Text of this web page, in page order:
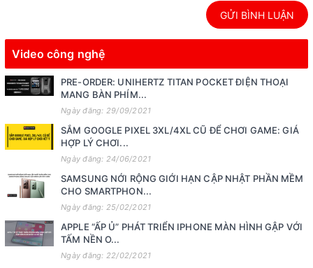
GỬI BÌNH LUẬN
Video công nghệ
PRE-ORDER: UNIHERTZ TITAN POCKET ĐIỆN THOẠI
MANG BÀN PHÍM...
Ngày đăng: 29/09/2021
SẮM GOOGLE PIXEL 3XL/4XL CŨ ĐỂ CHƠI GAME: GIÁ
HỢP LÝ CHƠI...
Ngày đăng: 24/06/2021
SAMSUNG NỚI RỘNG GIỚI HẠN CẬP NHẬT PHẦN MỀM
CHO SMARTPHON...
Ngày đăng: 25/02/2021
APPLE “ẤP Ủ” PHÁT TRIỂN IPHONE MÀN HÌNH GẬP VỚI
TẤM NỀN O...
Ngày đăng: 22/02/2021